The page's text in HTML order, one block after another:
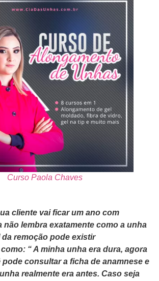
Curso Paola Chaves
cliente vai ficar um ano com
não lembra exatamente como a unha
da remoção pode existir
“ A minha unha era dura, agora
pode consultar a ficha de anamnese e
realmente era antes. Caso seja